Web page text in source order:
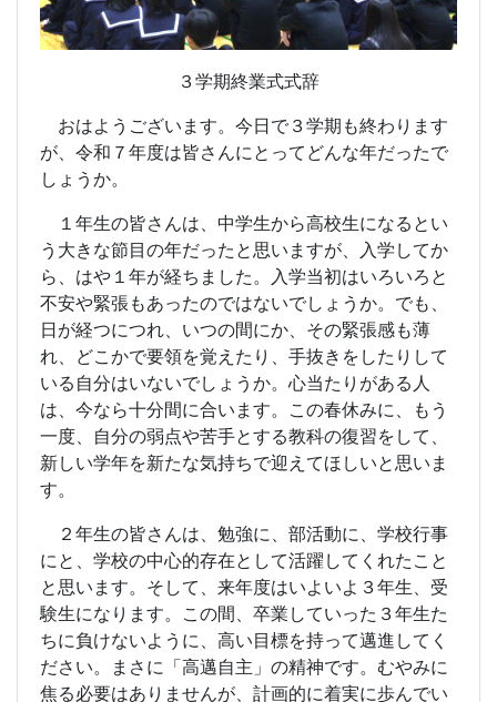
３学期終業式式辞
おはようございます。今日で３学期も終わります
が、令和７年度は皆さんにとってどんな年だったで
しょうか。
１年生の皆さんは、中学生から高校生になるとい
う大きな節目の年だったと思いますが、入学してか
ら、はや１年が経ちました。入学当初はいろいろと
不安や緊張もあったのではないでしょうか。でも、
日が経つにつれ、いつの間にか、その緊張感も薄
れ、どこかで要領を覚えたり、手抜きをしたりして
いる自分はいないでしょうか。心当たりがある人
は、今なら十分間に合います。この春休みに、もう
一度、自分の弱点や苦手とする教科の復習をして、
新しい学年を新たな気持ちで迎えてほしいと思いま
す。
２年生の皆さんは、勉強に、部活動に、学校行事
にと、学校の中心的存在として活躍してくれたこと
と思います。そして、来年度はいよいよ３年生、受
験生になります。この間、卒業していった３年生た
ちに負けないように、高い目標を持って邁進してく
ださい。まさに「高邁自主」の精神です。むやみに
焦る必要はありませんが、計画的に着実に歩んでい